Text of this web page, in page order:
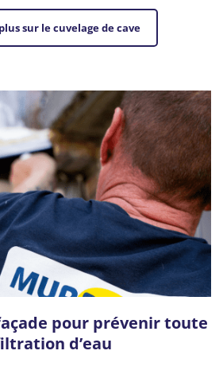
sur le cuvelage de cave
pour prévenir toute
d’eau